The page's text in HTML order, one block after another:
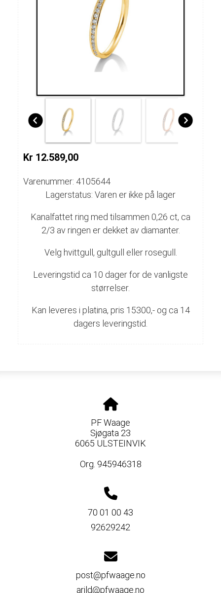
Kr 12.589,00
Varenummer: 4105644
Lagerstatus: Varen er ikke på lager
Kanalfattet ring med tilsammen 0,26 ct, ca
2/3 av ringen er dekket av diamanter.
Velg hvittgull, gultgull eller rosegull.
Leveringstid ca 10 dager for de vanligste
størrelser.
Kan leveres i platina, pris 15300,- og ca 14
dagers leveringstid.
PF Waage
Sjøgata 23
6065 ULSTEINVIK
Org. 945946318
70 01 00 43
92629242
post@pfwaage.no
arild@pfwaage.no